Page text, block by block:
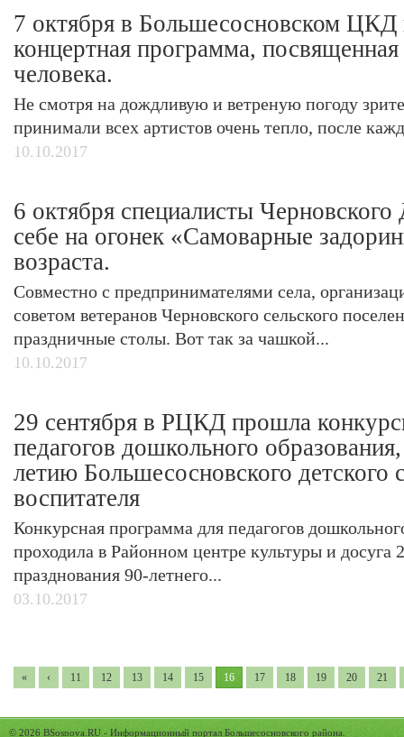
7 октября в Большесосновском ЦКД
концертная программа,
человека.
Не смотря на дождливую и ветреную погоду
принимали всех артистов очень тепло, после
10.10.2017
6 октября специалисты
себе на огонек «Самоварные
возраста.
Совместно с предпринимателями села,
советом ветеранов Черновского сельского
праздничные столы. Вот так за чашкой...
10.10.2017
29 сентября в РЦКД прошла
педагогов дошкольного
летию Большесосновского детского
воспитателя
Конкурсная программа для педагогов
проходила в Районном центре культуры и досуга
празднования 90-летнего...
03.10.2017
« ‹ 11 12 13 14 15 16 17 18 19 20 21
© 2026 BSosnova.RU - Информационный портал Большесосновского района.